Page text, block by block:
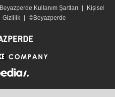
Beyazperde Kullanım Şartları
Kişisel
Gizlilik ©Beyazperde